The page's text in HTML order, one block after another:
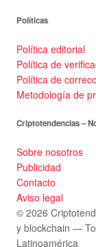
Políticas
Política editorial
Política de
Política de
Metodología de
Criptotendencias –
Sobre nosotros
Publicidad
Contacto
Aviso legal
© 2026
y blockchain —
Latinoamérica